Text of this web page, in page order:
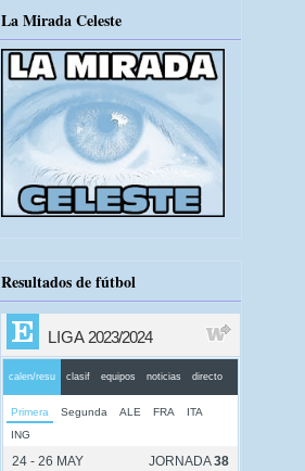
La Mirada Celeste
Resultados de fútbol